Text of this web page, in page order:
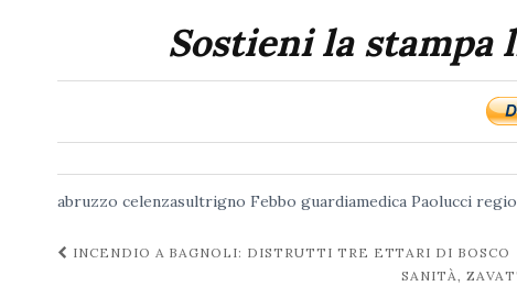
Sostieni la stampa
abruzzo celenzasultrigno Febbo guardiamedica Paolucci
Navigazione
INCENDIO A BAGNOLI: DISTRUTTI TRE ETTARI DI BOSCO
SANITÀ,